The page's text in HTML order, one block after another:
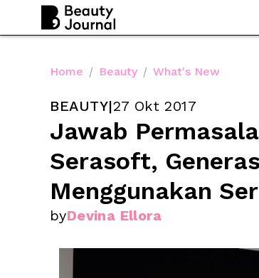
Home / Beauty / What's New
BEAUTY|27 Okt 2017
Jawab
Serasoft,
Menggunakan
byDevina Ellora